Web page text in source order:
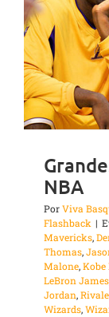
NBA
PorViva
Flashback |
Mavericks,
Thomas,
Malone,
LeBron James
Jordan,
Wizards,